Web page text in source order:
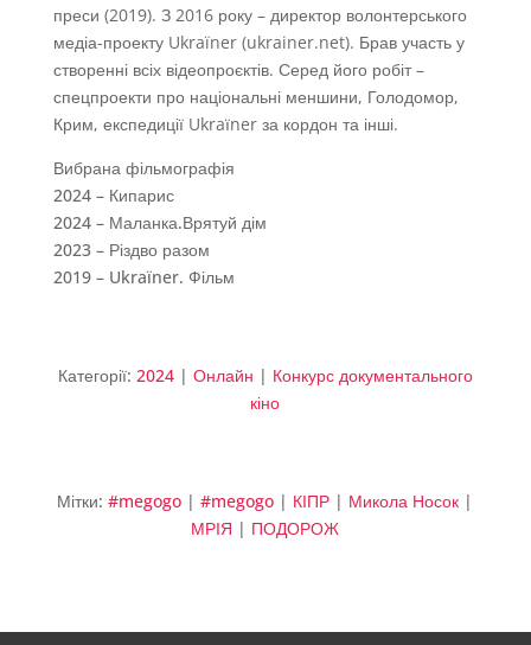
преси (2019). З 2016 року – директор волонтерського
медіа-проекту Ukraïner (ukrainer.net). Брав участь у
створенні всіх відеопроєктів. Серед його робіт –
спецпроекти про національні меншини, Голодомор,
Крим, експедиції Ukraїner за кордон та інші.
Вибрана фільмографія
2024 – Кипарис
2024 – Маланка.Врятуй дім
2023 – Різдво разом
2019 – Ukraïner. Фільм
Категорії: 2024| Онлайн | Конкурс документального
кіно
Мітки:#megogo |#megogo | КІПР | Микола Носок |
МРІЯ | ПОДОРОЖ